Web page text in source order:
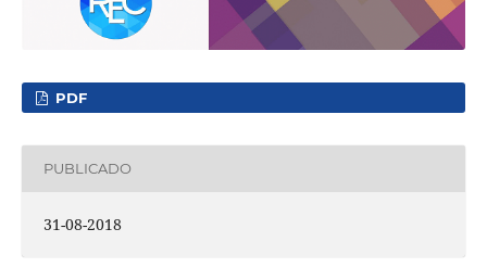
PDF
PUBLICADO
31-08-2018